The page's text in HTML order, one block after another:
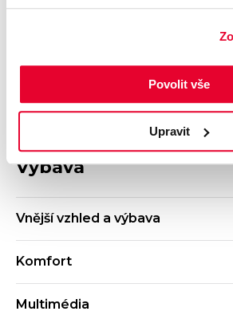
Povolit vše
Upravit
Počet dveří
Barva
S
Ihned k odběru
Výbava
Vnější vzhled a výbava
Komfort
Multimédia